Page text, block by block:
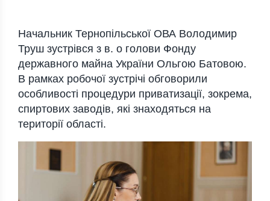
Начальник Тернопільської ОВА Володимир
Труш зустрівся з в. о голови Фонду
державного майна України Ольгою Батовою.
В рамках робочої зустрічі обговорили
особливості процедури приватизації, зокрема,
спиртових заводів, які знаходяться на
території області.